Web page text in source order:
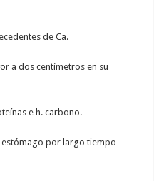
de Ca.
a dos centímetros en su
e h. carbono.
estómago por largo tiempo